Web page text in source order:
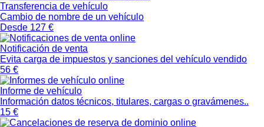
Transferencia de vehículo
Cambio de nombre de un vehículo
Desde 127 €
Notificación de venta
Evita carga de impuestos y sanciones del vehículo vendido
56 €
Informe de vehículo
Información datos técnicos, titulares, cargas o gravámenes..
15 €